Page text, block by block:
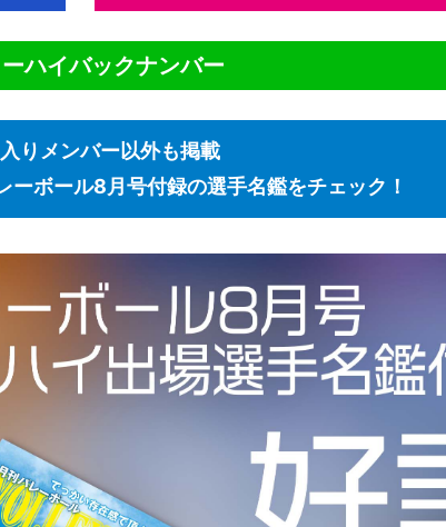
ハイバックナンバー
りメンバー以外も掲載
ーボール8月号付録の選手名鑑をチェック！